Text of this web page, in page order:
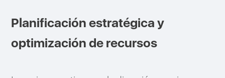
Planificación estratégica y
optimización de recursos